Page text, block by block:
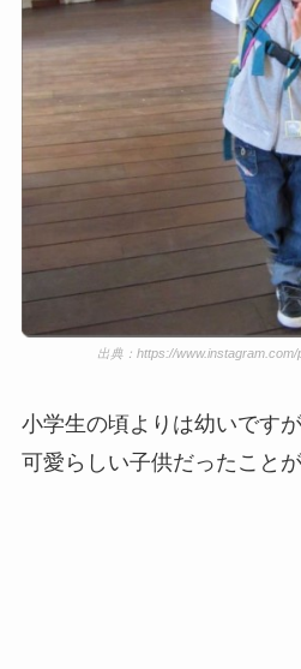
出典：https://
小学生の頃よりは幼いです
可愛らしい子供だったこと